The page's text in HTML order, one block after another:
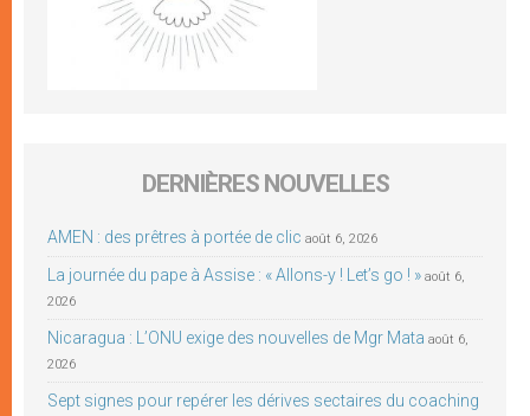
DERNIÈRES NOUVELLES
AMEN : des prêtres à portée de clic août 6, 2026
La journée du pape à Assise : « Allons-y ! Let’s go ! » août 6,
2026
Nicaragua : L’ONU exige des nouvelles de Mgr Mata août 6,
2026
Sept signes pour repérer les dérives sectaires du coaching